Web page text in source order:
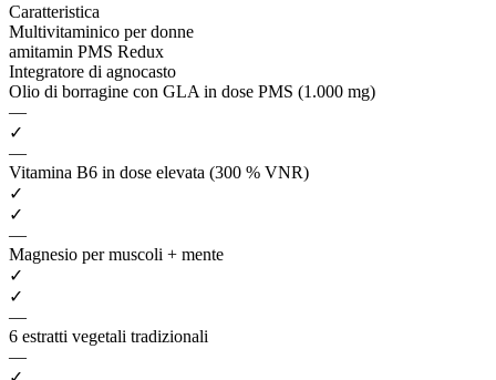
Caratteristica
Multivitaminico per donne
amitamin PMS Redux
Integratore di agnocasto
Olio di borragine con GLA in dose PMS (1.000 mg)
—
✓
—
Vitamina B6 in dose elevata (300 % VNR)
✓
✓
—
Magnesio per muscoli + mente
✓
✓
—
6 estratti vegetali tradizionali
—